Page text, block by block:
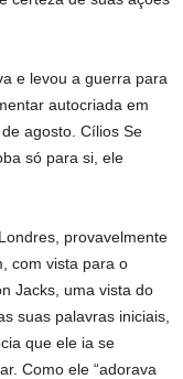
e levou a guerra para
autocriada em
agosto. Cílios Se
só para si, ele
provavelmente
com vista para o
Jacks, uma vista do
suas palavras iniciais,
que ele ia se
Como ele “adorava